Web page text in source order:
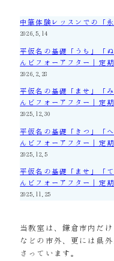
中筆体験レッスンでの「
2026.5.14
平仮名の基礎「うち」「
んビフォーアフター｜定
2026.2.28
平仮名の基礎「ませ」「
んビフォーアフター｜定
2025.12.30
平仮名の基礎「きつ」「
んビフォーアフター｜定
2025.12.5
平仮名の基礎「ませ」「
んビフォーアフター｜定
2025.11.25
当教室は、鎌倉市内だ
などの市外、更には県
さっています。